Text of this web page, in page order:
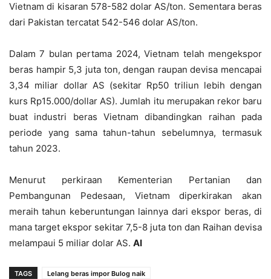
Vietnam di kisaran 578-582 dolar AS/ton. Sementara beras
dari Pakistan tercatat 542-546 dolar AS/ton.
Dalam 7 bulan pertama 2024, Vietnam telah mengekspor
beras hampir 5,3 juta ton, dengan raupan devisa mencapai
3,34 miliar dollar AS (sekitar Rp50 triliun lebih dengan
kurs Rp15.000/dollar AS). Jumlah itu merupakan rekor baru
buat industri beras Vietnam dibandingkan raihan pada
periode yang sama tahun-tahun sebelumnya, termasuk
tahun 2023.
Menurut perkiraan Kementerian Pertanian dan
Pembangunan Pedesaan, Vietnam diperkirakan akan
meraih tahun keberuntungan lainnya dari ekspor beras, di
mana target ekspor sekitar 7,5-8 juta ton dan Raihan devisa
melampaui 5 miliar dolar AS. AI
TAGS Lelang beras impor Bulog naik